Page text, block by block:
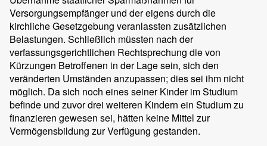
Versorgungsempfänger und der eigens durch die
kirchliche Gesetzgebung veranlassten zusätzlichen
Belastungen. Schließlich müssten nach der
verfassungsgerichtlichen Rechtsprechung die von
Kürzungen Betroffenen in der Lage sein, sich den
veränderten Umständen anzupassen; dies sei ihm nicht
möglich. Da sich noch eines seiner Kinder im Studium
befinde und zuvor drei weiteren Kindern ein Studium zu
finanzieren gewesen sei, hätten keine Mittel zur
Vermögensbildung zur Verfügung gestanden.